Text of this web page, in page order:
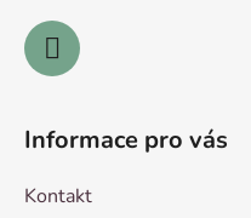
Informace pro vás
Kontakt